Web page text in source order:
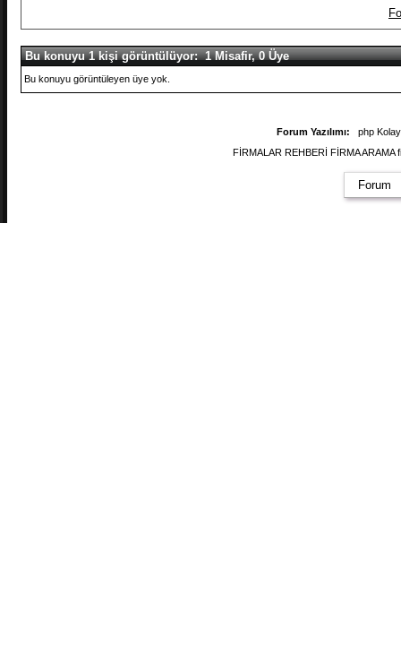
Bu konuyu 1 kişi görüntülüyor: 1 Misafir, 0 Üye
Bu konuyu görüntüleyen üye yok.
Forum Yazılımı:
php
FİRMALAR REHBERİ FİRMA
Forum